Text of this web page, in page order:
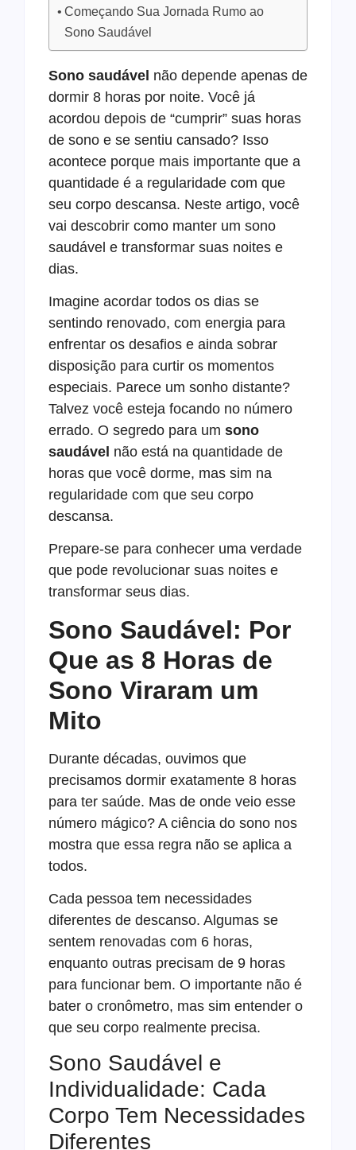
Começando Sua Jornada Rumo ao
Sono Saudável
Sono saudável não depende apenas de
dormir 8 horas por noite. Você já
acordou depois de “cumprir” suas horas
de sono e se sentiu cansado? Isso
acontece porque mais importante que a
quantidade é a regularidade com que
seu corpo descansa. Neste artigo, você
vai descobrir como manter um sono
saudável e transformar suas noites e
dias.
Imagine acordar todos os dias se
sentindo renovado, com energia para
enfrentar os desafios e ainda sobrar
disposição para curtir os momentos
especiais. Parece um sonho distante?
Talvez você esteja focando no número
errado. O segredo para um sono
saudável não está na quantidade de
horas que você dorme, mas sim na
regularidade com que seu corpo
descansa.
Prepare-se para conhecer uma verdade
que pode revolucionar suas noites e
transformar seus dias.
Sono Saudável: Por
Que as 8 Horas de
Sono Viraram um
Mito
Durante décadas, ouvimos que
precisamos dormir exatamente 8 horas
para ter saúde. Mas de onde veio esse
número mágico? A ciência do sono nos
mostra que essa regra não se aplica a
todos.
Cada pessoa tem necessidades
diferentes de descanso. Algumas se
sentem renovadas com 6 horas,
enquanto outras precisam de 9 horas
para funcionar bem. O importante não é
bater o cronômetro, mas sim entender o
que seu corpo realmente precisa.
Sono Saudável e
Individualidade: Cada
Corpo Tem Necessidades
Diferentes